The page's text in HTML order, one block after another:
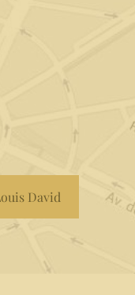
David